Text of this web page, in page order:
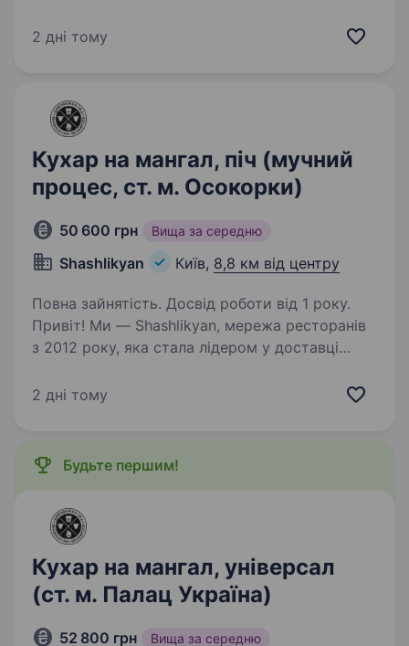
розвитку. Робота у команді. Обов’язки:
2 дні тому
Кухар на мангал, піч (мучний
процес, ст. м. Осокорки)
50 600 грн Вища за середню
Shashlikyan Київ, 8,8 км від центру
Повна зайнятість. Досвід роботи від 1 року.
Привіт! Ми — Shashlikyan, мережа ресторанів
з 2012 року, яка стала лідером у доставці
Ми не просто готуємо їжу — ми створюємо
2 дні тому
Будьте першим!
Кухар на мангал, універсал
(ст. м. Палац Україна)
52 800 грн Вища за середню